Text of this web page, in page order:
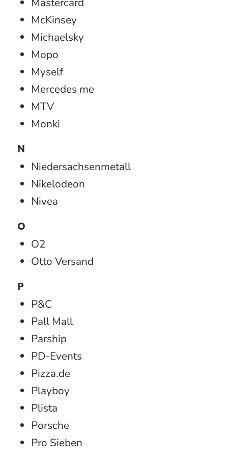
McKinsey
Michaelsky
Mopo
Myself
Mercedes me
MTV
Monki
N
Niedersachsenmetall
Nikelodeon
Nivea
O
O2
Otto Versand
P
P&C
Pall Mall
Parship
PD-Events
Pizza.de
Playboy
Plista
Porsche
Pro Sieben